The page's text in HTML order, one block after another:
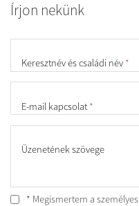
Írjon nekünk
Keresztnév és családi név *
E-mail kapcsolat*
Üzenetének szövege
* Megismertem a személyes